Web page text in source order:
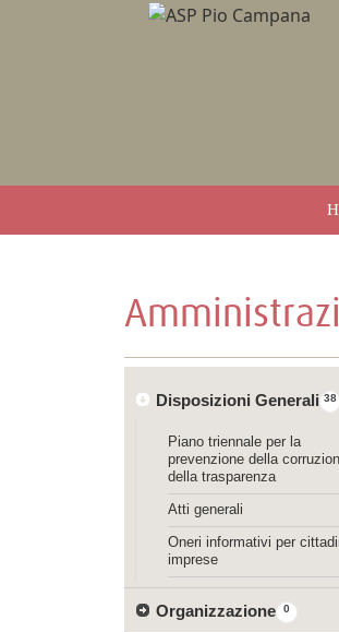
38
Disposizioni Generali
Piano triennale per la
prevenzione della
della trasparenza
Atti generali
Oneri informativi per
imprese
0
Organizzazione